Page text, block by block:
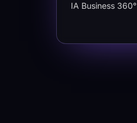
IA Business 360°